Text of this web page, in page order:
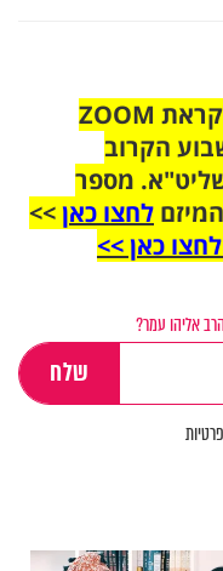
הצטרפו לקבוצת הוואטסאפ לקראת ZOOM
הקרוב
מספר
לחצו כאן>>
כאן >>
אליהו עמר?